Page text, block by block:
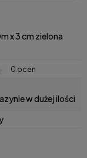
x 3 cm zielona
0 ocen
w dużej ilości